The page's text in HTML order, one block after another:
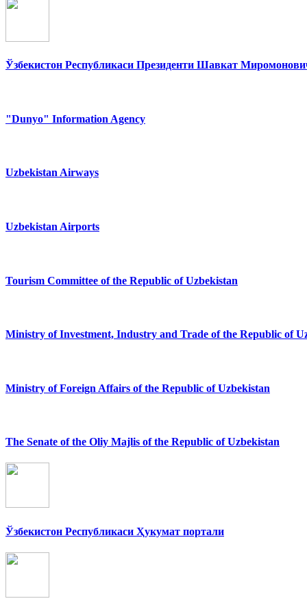
Ўзбекистон Республикаси Президенти Шавкат
"Dunyo" Information Agency
Uzbekistan Airways
Uzbekistan Airports
Tourism Committee of the Republic of Uzbekistan
Ministry of Investment, Industry and Trade of the Republic of
Ministry of Foreign Affairs of the Republic of Uzbekistan
The Senate of the Oliy Majlis of the Republic of Uzbekistan
Ўзбекистон Республикаси Ҳукумат портали